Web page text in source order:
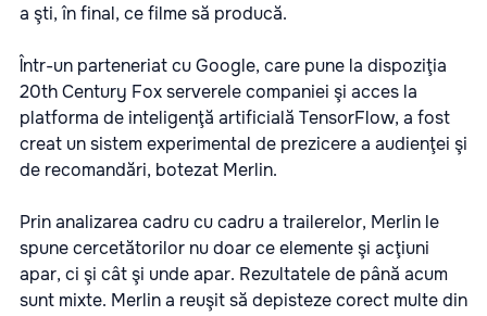
a şti, în final, ce filme să producă.
Într-un parteneriat cu Google, care pune la dispoziţia
20th Century Fox serverele companiei şi acces la
platforma de inteligenţă artificială TensorFlow, a fost
creat un sistem experimental de prezicere a audienţei şi
de recomandări, botezat Merlin.
Prin analizarea cadru cu cadru a trailerelor, Merlin le
spune cercetătorilor nu doar ce elemente şi acţiuni
apar, ci şi cât şi unde apar. Rezultatele de până acum
sunt mixte. Merlin a reuşit să depisteze corect multe din